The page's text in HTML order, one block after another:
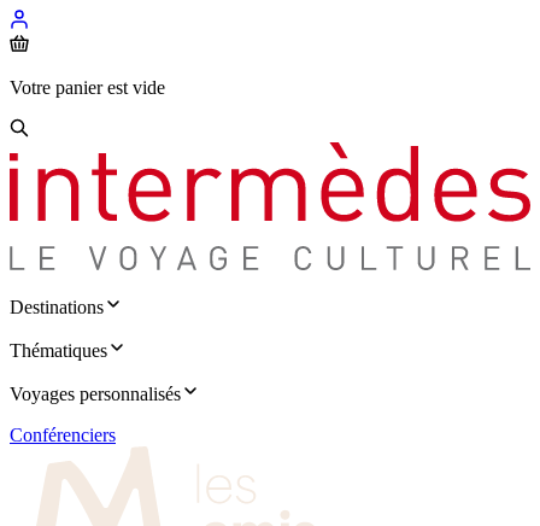
Votre panier est vide
Destinations
Thématiques
Voyages personnalisés
Conférenciers